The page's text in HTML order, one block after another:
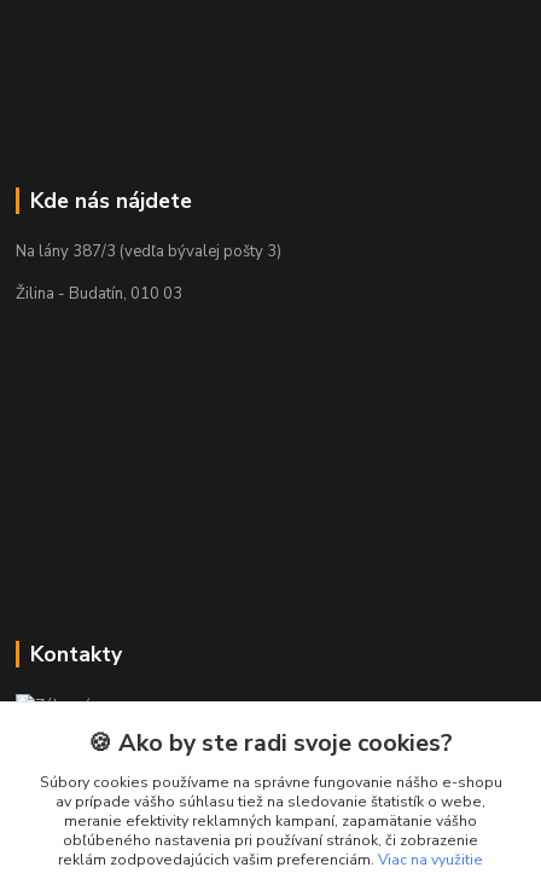
Kde nás nájdete
Na lány 387/3 (vedľa bývalej pošty 3)
Žilina - Budatín, 010 03
Kontakty
+421 911 010 560
Po-Pia, 13-17 hod.
info@presmartfon.sk
🍪 Ako by ste radi svoje cookies?
Súbory cookies používame na správne fungovanie nášho e-shopu
av prípade vášho súhlasu tiež na sledovanie štatistík o webe,
meranie efektivity reklamných kampaní, zapamätanie vášho
obľúbeného nastavenia pri používaní stránok, či zobrazenie
reklám zodpovedajúcich vašim preferenciám. Viac na využitie